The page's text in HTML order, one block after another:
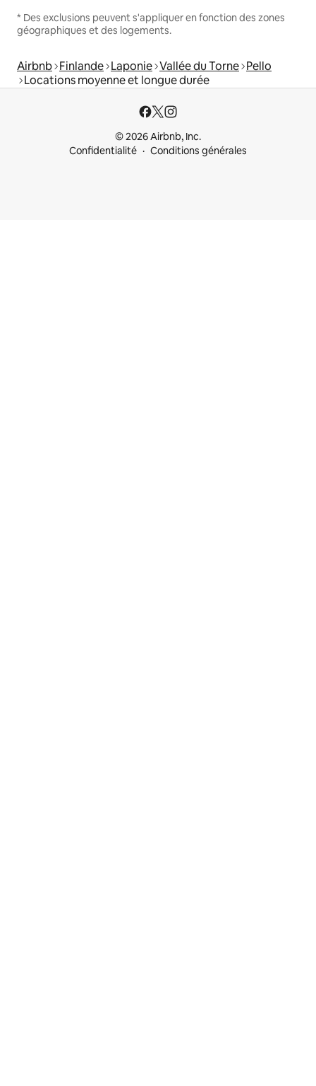
* Des exclusions peuvent s'appliquer en fonction des zones
géographiques et des logements.
Airbnb Finlande Laponie Vallée du Torne Pello
Locations moyenne et longue durée
© 2026 Airbnb, Inc.
Confidentialité
Conditions générales